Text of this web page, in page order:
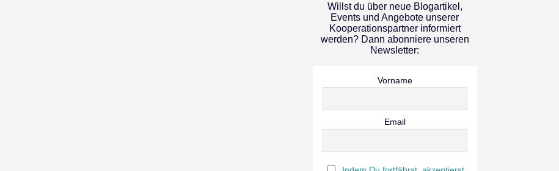
Willst du über neue Blogartikel,
Events und Angebote unserer
Kooperationspartner informiert
werden? Dann abonniere unseren
Newsletter:
Vorname
Email